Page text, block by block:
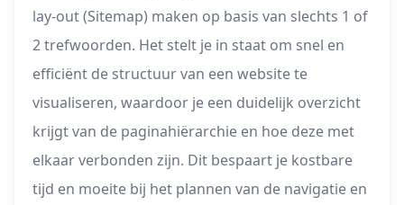
lay-out (Sitemap) maken op basis van slechts 1 of
2 trefwoorden. Het stelt je in staat om snel en
efficiënt de structuur van een website te
visualiseren, waardoor je een duidelijk overzicht
krijgt van de paginahiërarchie en hoe deze met
elkaar verbonden zijn. Dit bespaart je kostbare
tijd en moeite bij het plannen van de navigatie en